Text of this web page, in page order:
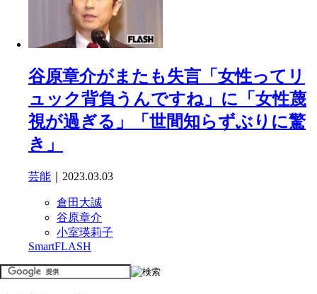
谷原章介がまたも失言「女性ってリ
ュック背負うんですね」に「女性蔑
視が過ぎる」「世間知らずぶりに驚
き」
芸能 ｜2023.03.03
倉田大誠
谷原章介
小室瑛莉子
SmartFLASH